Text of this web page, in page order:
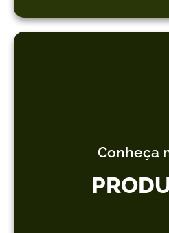
Conheça